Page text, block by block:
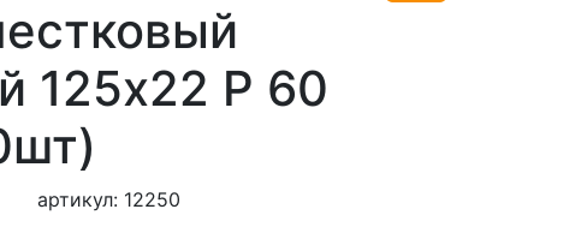
125х22 P 60
артикул: 12250